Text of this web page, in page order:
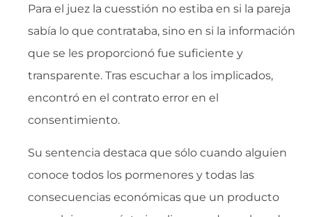
Para el juez la cuesstión no estiba en si la pareja
sabía lo que contrataba, sino en si la información
que se les proporcionó fue suficiente y
transparente. Tras escuchar a los implicados,
encontró en el contrato error en el
consentimiento.
Su sentencia destaca que sólo cuando alguien
conoce todos los pormenores y todas las
consecuencias económicas que un producto